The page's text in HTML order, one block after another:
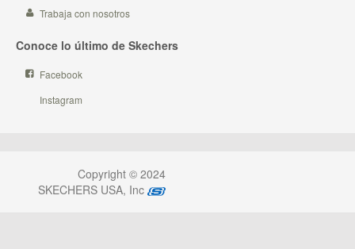
Trabaja con nosotros
Conoce lo último de Skechers
Facebook
Instagram
Copyright © 2024
SKECHERS USA, Inc